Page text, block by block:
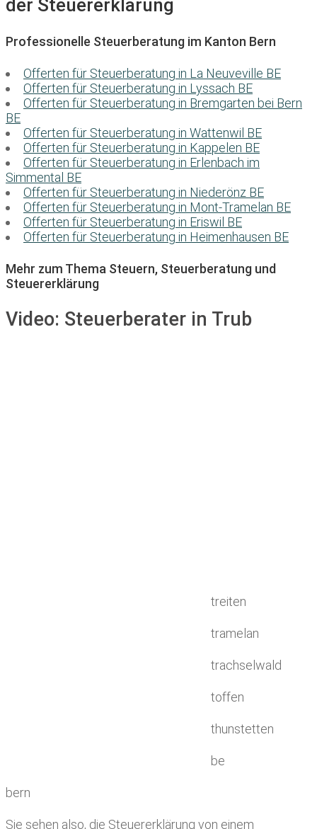
der Steuererklärung
Professionelle Steuerberatung im Kanton Bern
Offerten für Steuerberatung in La Neuveville BE
Offerten für Steuerberatung in Lyssach BE
Offerten für Steuerberatung in Bremgarten bei Bern
BE
Offerten für Steuerberatung in Wattenwil BE
Offerten für Steuerberatung in Kappelen BE
Offerten für Steuerberatung in Erlenbach im
Simmental BE
Offerten für Steuerberatung in Niederönz BE
Offerten für Steuerberatung in Mont-Tramelan BE
Offerten für Steuerberatung in Eriswil BE
Offerten für Steuerberatung in Heimenhausen BE
Mehr zum Thema Steuern, Steuerberatung und
Steuererklärung
Video: Steuerberater in Trub
treiten
tramelan
trachselwald
toffen
thunstetten
be
bern
Sie sehen also, die Steuererklärung von einem